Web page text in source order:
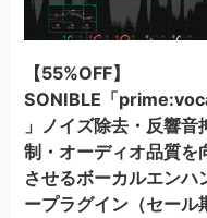
【55%OFF】
SONIBLE「
」ノイズ除去・反響音
制・オーディオ品質を
させるボーカルエンハ
ープラグイン（セール